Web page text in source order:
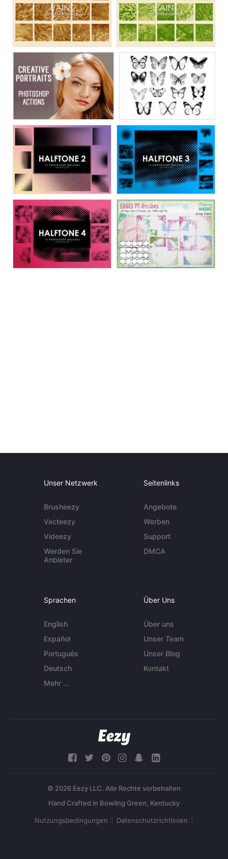
Unser Netzwerk
Brusheezy
Vecteezy
Videezy
Werden Sie
Anbieter
Seitenlinks
Angebote
Werben
Support
DMCA
Sprachen
English
Español
Português
Deutsch
Mehr ...
Über Uns
Über uns
Unser Team
Unser Blog
Kontakt
© 2026 Eezy LLC. Alle Rechte vorbehalten
Nutzungsbedingungen Datenschutzrichtlinien